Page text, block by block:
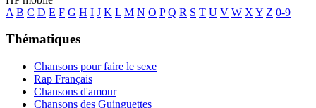
A B C D E F G H I J K L M N O P Q R S T U V W X Y Z 0-9
Thématiques
Chansons pour faire le sexe
Rap Français
Chansons d'amour
Chansons des Guinguettes